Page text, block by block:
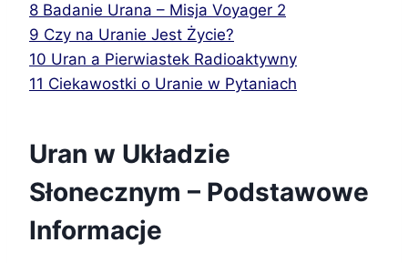
8 Badanie Urana – Misja Voyager 2
9 Czy na Uranie Jest Życie?
10 Uran a Pierwiastek Radioaktywny
11 Ciekawostki o Uranie w Pytaniach
Uran w Układzie
Słonecznym – Podstawowe
Informacje